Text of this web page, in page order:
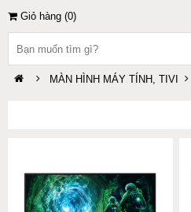
Giỏ hàng (0)
MÀN HÌNH MÁY TÍNH, TIVI